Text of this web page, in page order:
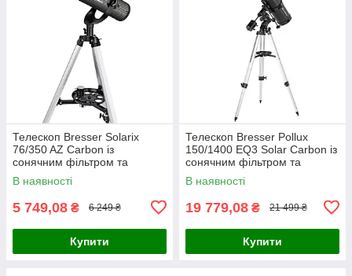
Телескоп Bresser Solarix
76/350 AZ Carbon із
сонячним фільтром та
адаптером для смартфону
(4676359)
В наявності
5 749,08 ₴ 6 249 ₴
Купити
Телескоп Bresser Pollux
150/1400 EQ3 Solar Carbon із
сонячним фільтром та
адаптером для смартфону
(4690900)
В наявності
19 779,08 ₴ 21 499 ₴
Купити